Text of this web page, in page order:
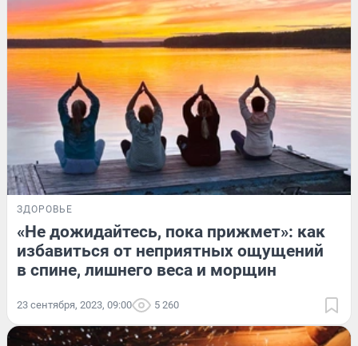
ЗДОРОВЬЕ
«Не дожидайтесь, пока прижмет»: как
избавиться от неприятных ощущений
в спине, лишнего веса и морщин
23 сентября, 2023, 09:00 5 260